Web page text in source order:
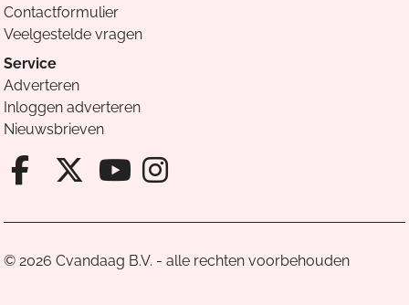
Contactformulier
Veelgestelde vragen
Service
Adverteren
Inloggen adverteren
Nieuwsbrieven
Facebook van Cvandaag
X van Cvandaag
Instagram van
© 2026 Cvandaag B.V. - alle rechten voorbehouden